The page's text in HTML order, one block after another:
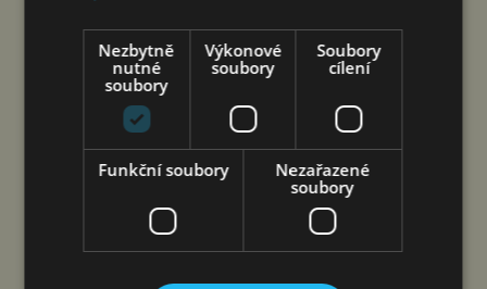
Podvodníci využívají přirozené fungování lidského
mozku při akutním stresu. Nejprve vyvolají pocit
ohrožení nebo hrozící ztráty a tím spustí silnou
emoční a stresovou reakci.
Nezbytně
nutné
soubory
Výkonové
soubory
Soubory
cílení
Funkční soubory
Nezařazené
soubory